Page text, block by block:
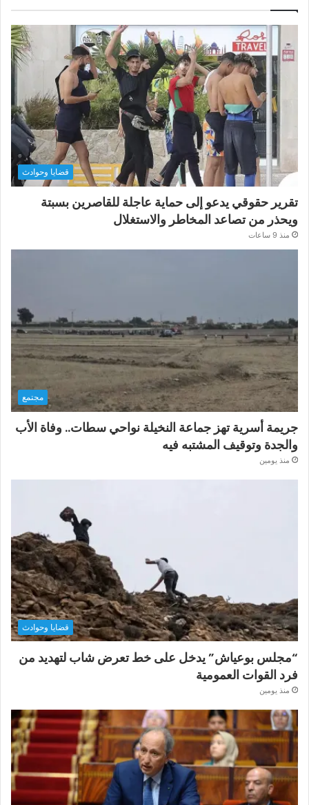
قضايا وحوادث
تقرير حقوقي يدعو إلى حماية عاجلة للقاصرين بسبتة
ويحذر من تصاعد المخاطر والاستغلال
منذ 9 ساعات
مجتمع
جريمة أسرية تهز جماعة النخيلة نواحي سطات.. وفاة الأب
والجدة وتوقيف المشتبه فيه
منذ يومين
قضايا وحوادث
“مجلس بوعياش” يدخل على خط تعرض شاب لتهديد من
فرد القوات العمومية
منذ يومين